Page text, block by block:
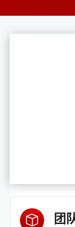
团